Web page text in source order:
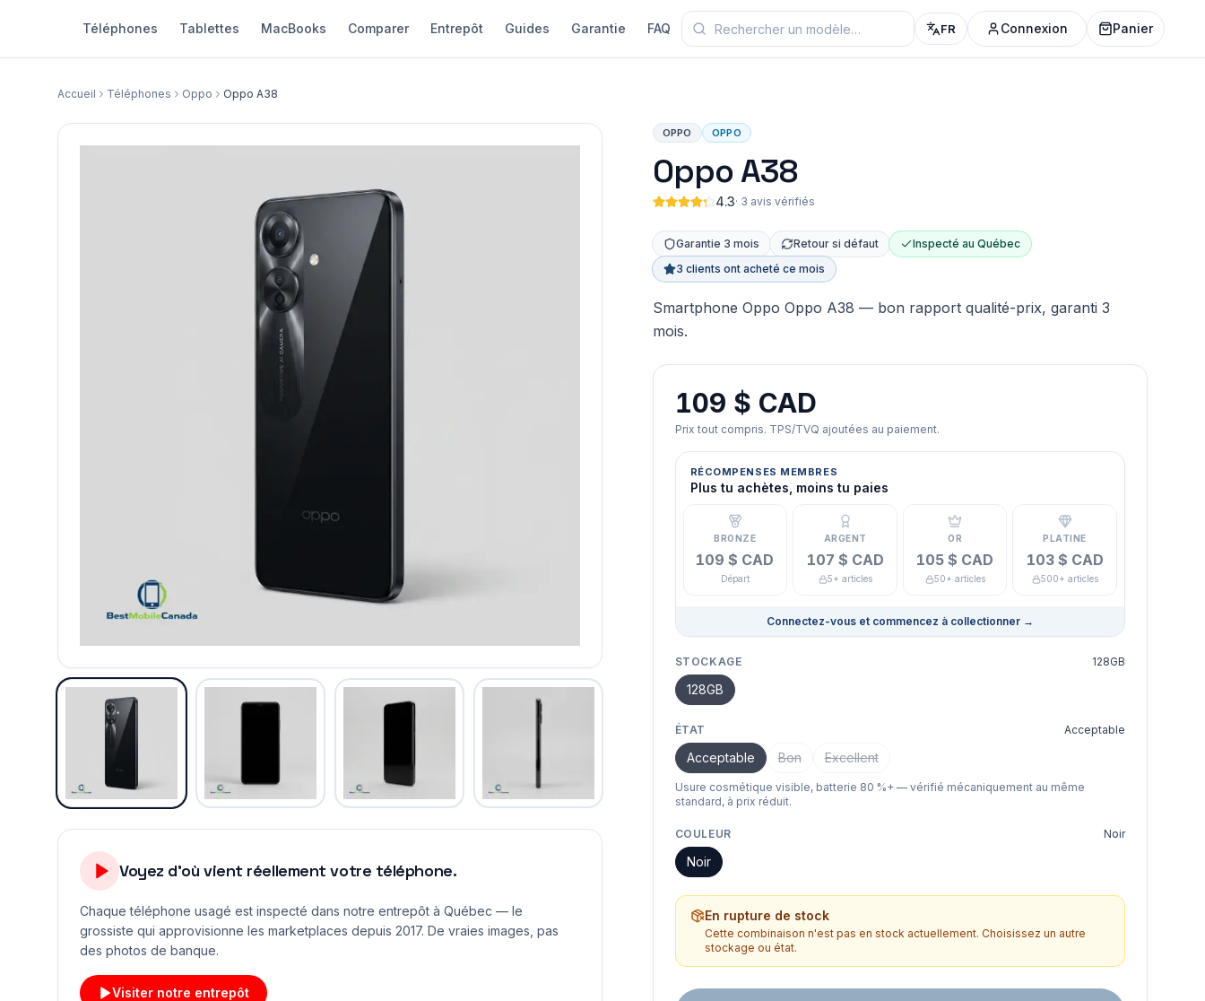
Téléphones Tablettes MacBooks Comparer Entrepôt Guides Garantie FAQ FR Connexion Panier
Accueil Téléphones Oppo Oppo A38
Voyez d'où vient réellement votre téléphone.
Chaque téléphone usagé est inspecté dans notre entrepôt à Québec — le
grossiste qui approvisionne les marketplaces depuis 2017. De vraies images, pas
des photos de banque.
Visiter notre entrepôt
OPPO OPPO
Oppo A38
4.3· 3 avis vérifiés
Garantie 3 mois Retour si défaut
Inspecté au Québec
3 clients ont acheté ce mois
Smartphone Oppo Oppo A38 — bon rapport qualité-prix, garanti 3
mois.
109 $ CAD
Prix tout compris. TPS/TVQ ajoutées au paiement.
RÉCOMPENSES MEMBRES
Plus tu achètes, moins tu paies
BRONZE
109 $ CAD
Départ
ARGENT
107 $ CAD
5+ articles
OR
105 $ CAD
50+ articles
PLATINE
103 $ CAD
500+ articles
Connectez-vous et commencez à collectionner→
STOCKAGE 128GB
128GB
ÉTAT Acceptable
Acceptable Bon Excellent
Usure cosmétique visible, batterie 80 %+ — vérifié mécaniquement au même
standard, à prix réduit.
COULEUR Noir
Noir
En rupture de stock
Cette combinaison n'est pas en stock actuellement. Choisissez un autre
stockage ou état.